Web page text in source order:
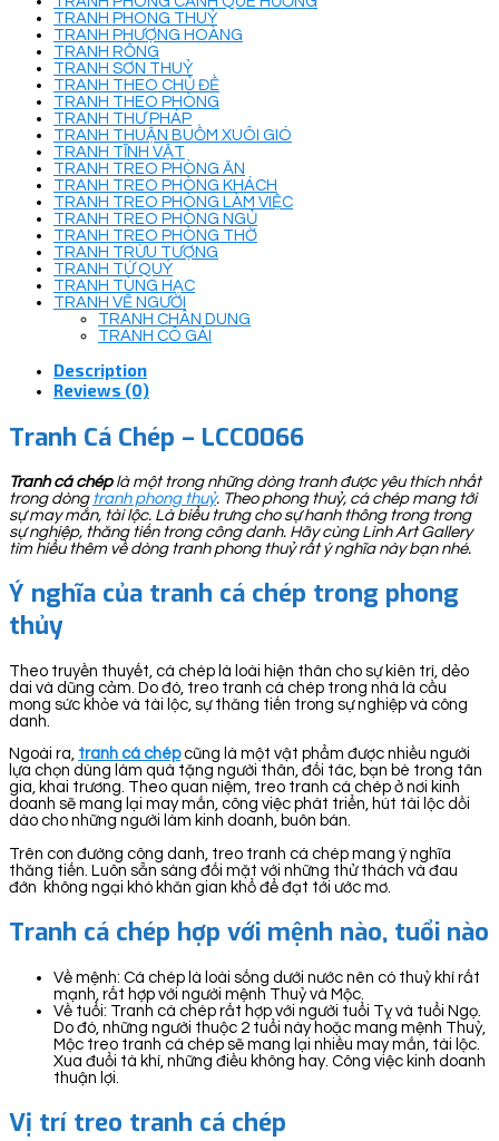
TRANH PHONG THUỶ
TRANH PHƯỢNG HOÀNG
TRANH RỒNG
TRANH SƠN THUỶ
TRANH THEO CHỦ ĐỀ
TRANH THEO PHÒNG
TRANH THƯ PHÁP
TRANH THUẬN BUỒM XUÔI GIÓ
TRANH TĨNH VẬT
TRANH TREO PHÒNG ĂN
TRANH TREO PHÒNG KHÁCH
TRANH TREO PHÒNG LÀM VIỆC
TRANH TREO PHÒNG NGỦ
TRANH TREO PHÒNG THỜ
TRANH TRỪU TƯỢNG
TRANH TỨ QUÝ
TRANH TÙNG HẠC
TRANH VẼ NGƯỜI
TRANH CHÂN DUNG
TRANH CÔ GÁI
Description
Reviews (0)
Tranh Cá Chép – LCC0066
Tranh cá chéplà một trong những dòng tranh được yêu thích nhất
trong dòng tranh phong thuỷ. Theo phong thuỷ, cá chép mang tới
sự may mắn, tài lộc. Là biểu trưng cho sự hanh thông trong trong
sự nghiệp, thăng tiến trong công danh. Hãy cùng Linh Art Gallery
tìm hiểu thêm về dòng tranh phong thuỷ rất ý nghĩa này bạn nhé.
Ý nghĩa của tranh cá chép trong phong
thủy
Theo truyền thuyết, cá chép là loài hiện thân cho sự kiên trì, dẻo
dai và dũng cảm. Do đó, treo tranh cá chép trong nhà là cầu
mong sức khỏe và tài lộc, sự thăng tiến trong sự nghiệp và công
danh.
Ngoài ra, tranh cá chépcũng là một vật phẩm được nhiều người
lựa chọn dùng làm quà tặng người thân, đối tác, bạn bè trong tân
gia, khai trương. Theo quan niệm, treo tranh cá chép ở nơi kinh
doanh sẽ mang lại may mắn, công việc phát triển, hút tài lộc dồi
dào cho những người làm kinh doanh, buôn bán.
Trên con đường công danh, treo tranh cá chép mang ý nghĩa
thăng tiến. Luôn sẵn sàng đối mặt với những thử thách và đau
đớn không ngại khó khăn gian khổ để đạt tới ước mơ.
Tranh cá chép hợp với mệnh nào, tuổi nào
Về mệnh: Cá chép là loài sống dưới nước nên có thuỷ khí rất
mạnh, rất hợp với người mệnh Thuỷ và Mộc.
Về tuổi: Tranh cá chép rất hợp với người tuổi Tỵ và tuổi Ngọ.
Do đó, những người thuộc 2 tuổi này hoặc mang mệnh Thuỷ,
Mộc treo tranh cá chép sẽ mang lại nhiều may mắn, tài lộc.
Xua đuổi tà khí, những điều không hay. Công việc kinh doanh
thuận lợi.
Vị trí treo tranh cá chép